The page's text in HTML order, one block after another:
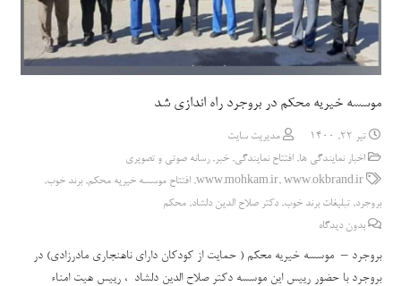
موسسه خیریه محکم در بروجرد راه اندازی شد
تیر 22, 1400
مدیریت سایت
اخبار نمایندگی ها,افتتاح نمایندگی,خبر,رسانه صوتی و تصویری
www.mohkam.ir, www.okbrand.ir
,افتتاح موسسه خیریه محکم,برند خوب,
بروجرد,تبلیغات برند خوب,دکتر صلاح الدین دلشاد,محکم
بدون دیدگاه
بروجرد – موسسه خیریه محکم ( حمایت از کودکان دارای ناهنجاری مادرزادی) در
بروجرد با حضور رییس این موسسه دکتر صلاح الدین دلشاد ، رییس هیت امناء